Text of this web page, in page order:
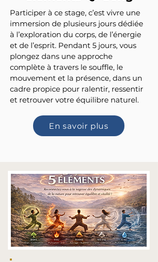
Participer à ce stage, c’est vivre une
immersion de plusieurs jours dédiée
à l’exploration du corps, de l’énergie
et de l’esprit. Pendant 5 jours, vous
plongez dans une approche
complète à travers le souffle, le
mouvement et la présence, dans un
cadre propice pour ralentir, ressentir
et retrouver votre équilibre naturel.
En savoir plus